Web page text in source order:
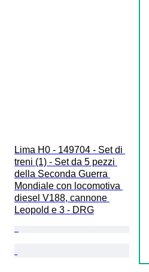
Lima H0 - 149704 - Set di
treni (1) - Set da 5 pezzi
della Seconda Guerra
Mondiale con locomotiva
diesel V188, cannone
Leopold e 3 - DRG